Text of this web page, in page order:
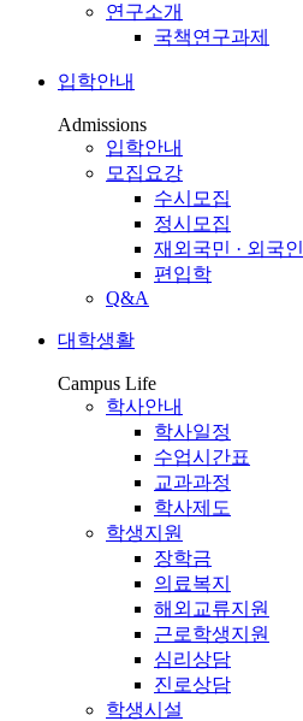
연구소개
국책연구과제
입학안내
Admissions
입학안내
모집요강
수시모집
정시모집
재외국민 · 외국인
편입학
Q&A
대학생활
Campus Life
학사안내
학사일정
수업시간표
교과과정
학사제도
학생지원
장학금
의료복지
해외교류지원
근로학생지원
심리상담
진로상담
학생시설